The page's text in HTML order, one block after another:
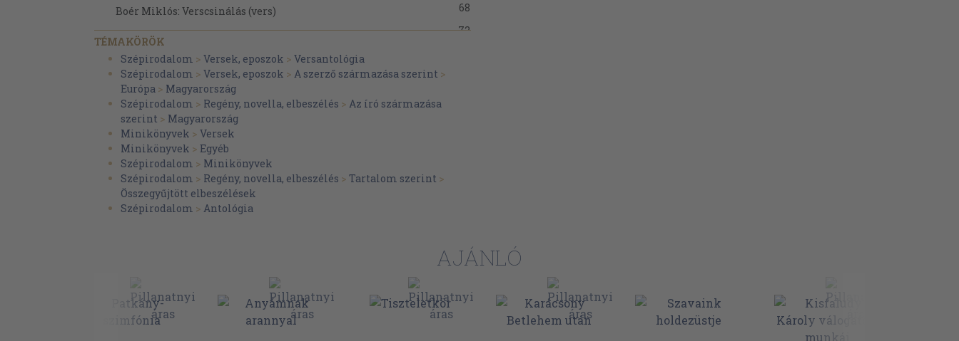
Boér Miklós: Verscsinálás (vers)
68
Hidasi Pál: Szépítőszerek
72
Karczag Vilmos: A hadbírák előtt
Balogh István: Hugomhoz (vers)
Ernyei Frigyes: A vén halász regéje
Albrecht Á.: Gyöngyök
TÉMAKÖRÖK
Szépirodalom > Versek, eposzok > Versantológia
Szépirodalom > Versek, eposzok > A szerző származása szerint >
Európa > Magyarország
Szépirodalom > Regény, novella, elbeszélés > Az író származása
szerint > Magyarország
Minikönyvek > Versek
Minikönyvek > Egyéb
Szépirodalom > Minikönyvek
Szépirodalom > Regény, novella, elbeszélés > Tartalom szerint >
Összegyűjtött elbeszélések
Szépirodalom > Antológia
AJÁNLÓ